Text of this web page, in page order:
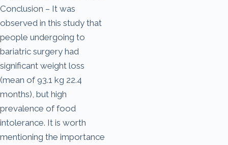
Conclusion – It was
observed in this study that
people undergoing to
bariatric surgery had
significant weight loss
(mean of 93.1 kg 22.4
months), but high
prevalence of food
intolerance. It is worth
mentioning the importance